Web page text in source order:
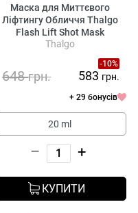
Маска для Миттєвого
Ліфтингу Обличчя Thalgo
Flash Lift Shot Mask
Thalgo
-10%
648грн. 583 грн.
+ 29 бонусів
20 ml
– +
КУПИТИ